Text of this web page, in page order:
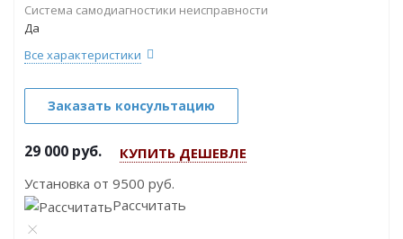
Система самодиагностики неисправности
Да
Все характеристики
Заказать консультацию
29 000 руб.
КУПИТЬ ДЕШЕВЛЕ
Установка от 9500 руб.
Рассчитать